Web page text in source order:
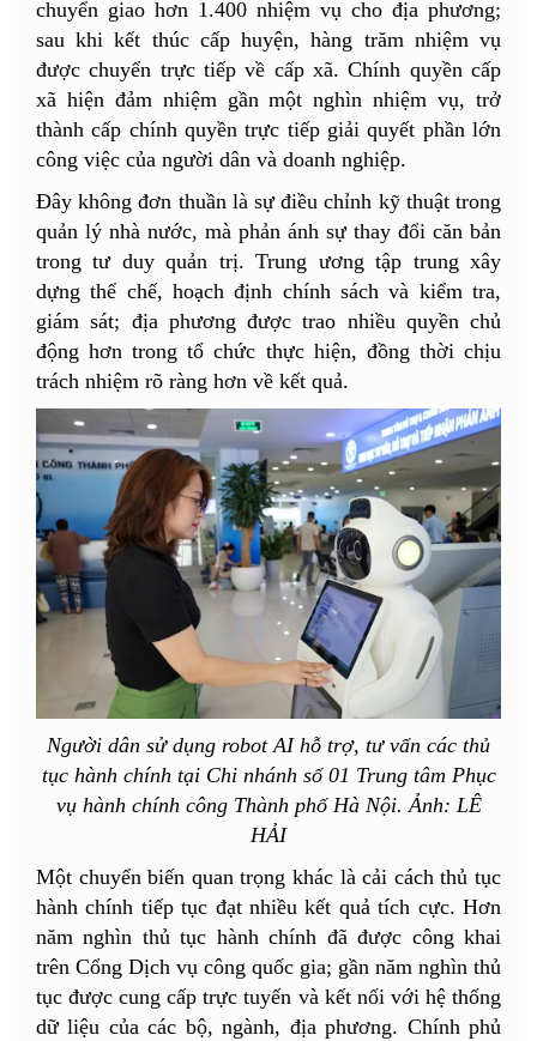
chuyển giao hơn 1.400 nhiệm vụ cho địa phương;
sau khi kết thúc cấp huyện, hàng trăm nhiệm vụ
được chuyển trực tiếp về cấp xã. Chính quyền cấp
xã hiện đảm nhiệm gần một nghìn nhiệm vụ, trở
thành cấp chính quyền trực tiếp giải quyết phần lớn
công việc của người dân và doanh nghiệp.
Đây không đơn thuần là sự điều chỉnh kỹ thuật trong
quản lý nhà nước, mà phản ánh sự thay đổi căn bản
trong tư duy quản trị. Trung ương tập trung xây
dựng thể chế, hoạch định chính sách và kiểm tra,
giám sát; địa phương được trao nhiều quyền chủ
động hơn trong tổ chức thực hiện, đồng thời chịu
trách nhiệm rõ ràng hơn về kết quả.
Người dân sử dụng robot AI hỗ trợ, tư vấn các thủ
tục hành chính tại Chi nhánh số 01 Trung tâm Phục
vụ hành chính công Thành phố Hà Nội. Ảnh: LÊ
HẢI
Một chuyển biến quan trọng khác là cải cách thủ tục
hành chính tiếp tục đạt nhiều kết quả tích cực. Hơn
năm nghìn thủ tục hành chính đã được công khai
trên Cổng Dịch vụ công quốc gia; gần năm nghìn thủ
tục được cung cấp trực tuyến và kết nối với hệ thống
dữ liệu của các bộ, ngành, địa phương. Chính phủ